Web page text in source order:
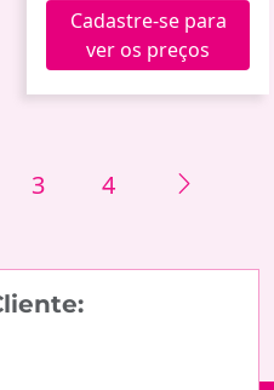
Cadastre-se para
ver os preços
3 4